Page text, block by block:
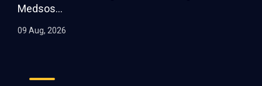
Medsos...
09 Aug, 2026